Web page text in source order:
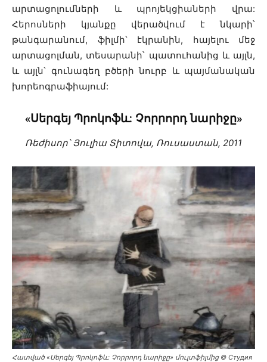
արտացոլումների և պրոյեկցիաների վրա:
Հերոսների կյանքը վերածվում է նկարի՝
թանգարանում, ֆիլմի՝ էկրանին, հայելու մեջ
արտացոլման, տեսարանի՝ պատուհանից և այլն,
և այլն՝ գունագեղ բծերի նուրբ և պայմանական
խորեոգրաֆիայում:
«Սերգեյ Պրոկոֆև: Չորրորդ նարիջը»
Ռեժիսոր՝ Յուլիա Տիտովա, Ռուսաստան, 2011
Հատված «Սերգեյ Պրոկոֆև: Չորրորդ նարիջը» մուլտֆիլմից © Студия